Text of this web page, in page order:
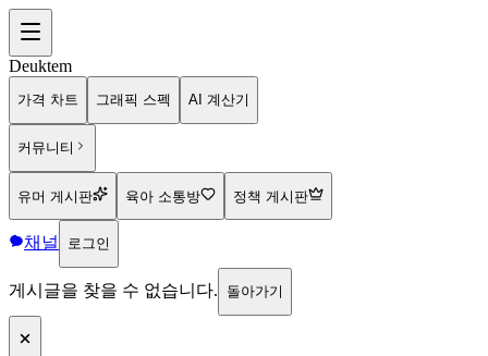
Deuktem
가격 차트 그래픽 스펙 AI 계산기
커뮤니티
유머 게시판 육아 소통방 정책 게시판
채널 로그인
게시글을 찾을 수 없습니다. 돌아가기